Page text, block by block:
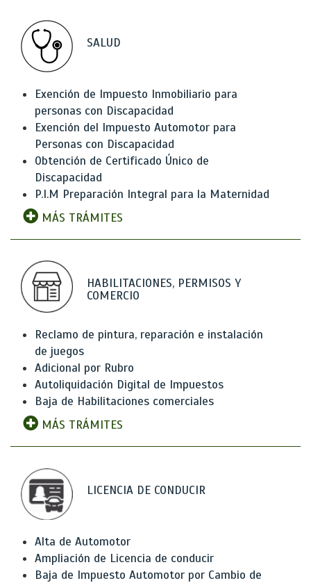
SALUD
Exención de Impuesto Inmobiliario para
personas con Discapacidad
Exención del Impuesto Automotor para
Personas con Discapacidad
Obtención de Certificado Único de
Discapacidad
P.I.M Preparación Integral para la Maternidad
MÁS TRÁMITES
HABILITACIONES, PERMISOS Y
COMERCIO
Reclamo de pintura, reparación e instalación
de juegos
Adicional por Rubro
Autoliquidación Digital de Impuestos
Baja de Habilitaciones comerciales
MÁS TRÁMITES
LICENCIA DE CONDUCIR
Alta de Automotor
Ampliación de Licencia de conducir
Baja de Impuesto Automotor por Cambio de